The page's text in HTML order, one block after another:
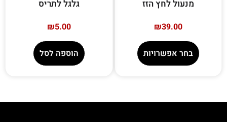
מנעול לחץ הזז
₪39.00
בחר אפשרויות
גלגל לתריס
₪5.00
הוספה לסל